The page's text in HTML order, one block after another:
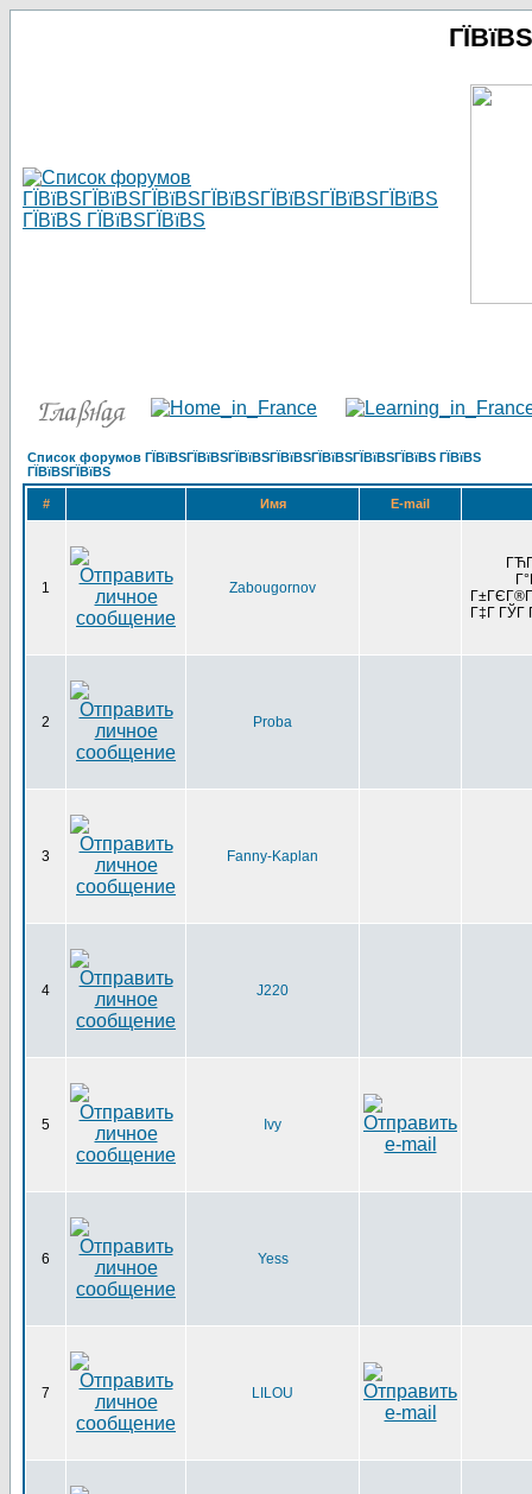
Список форумов ГЇВїВЅГЇВїВЅГЇВїВЅГЇВїВЅГЇВїВЅГЇВїВЅГЇВїВЅ ГЇВїВЅ
ГЇВїВЅГЇВїВЅ
# Имя E-mail
1 Zabougornov
Г‡Г ГЎГ
2 Proba
3 Fanny-Kaplan
4 J220
5 Ivy
6 Yess
7 LILOU